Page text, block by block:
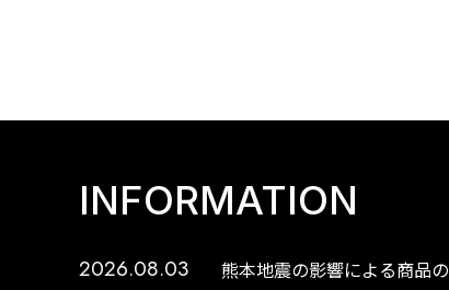
INFORMATION
2026.08.03 熊本地震の影響による商品